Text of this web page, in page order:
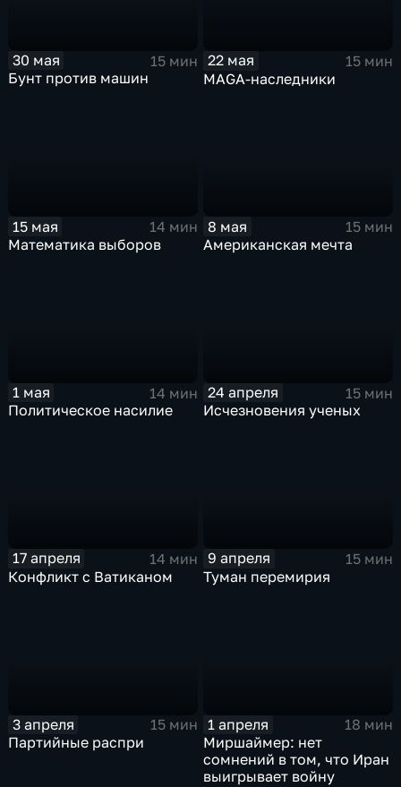
30 мая
15 мин
Бунт против машин
22 мая
15 мин
MAGA-наследники
15 мая
14 мин
Математика выборов
8 мая
15 мин
Американская мечта
1 мая
14 мин
Политическое насилие
24 апреля
15 мин
Исчезновения ученых
17 апреля
14 мин
Конфликт с Ватиканом
9 апреля
15 мин
Туман перемирия
3 апреля
15 мин
Партийные распри
1 апреля
18 мин
Миршаймер: нет
сомнений в том, что Иран
выигрывает войну